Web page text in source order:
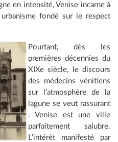
en intensité, Venise incarne à
urbanisme fondé sur le respect
Pourtant, dès les
premières décennies du
XIXe siècle, le discours
des médecins vénitiens
sur l’atmosphère de la
lagune se veut rassurant
: Venise est une ville
parfaitement salubre.
L’intérêt manifesté par